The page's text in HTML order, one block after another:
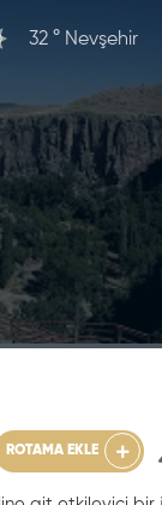
32 ° Nevşehir
ROTAMA EKLE